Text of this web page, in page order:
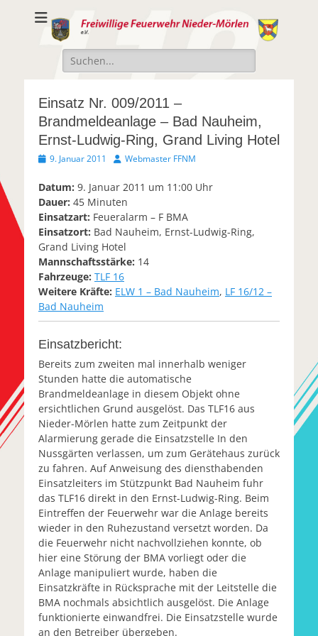
Freiwillige
Feuerwehr Nieder-
Mörlen e.V.
Freiwillige Feuerwehr Nieder-Mörlen e.v.
Suche
nach:
Einsatz Nr. 009/2011 –
Brandmeldeanlage – Bad Nauheim,
Ernst-Ludwig-Ring, Grand Living Hotel
Veröffentlicht
9. Januar 2011 AutorWebmaster FFNM
Datum: 9. Januar 2011 um 11:00 Uhr
Dauer: 45 Minuten
Einsatzart: Feueralarm – F BMA
Einsatzort: Bad Nauheim, Ernst-Ludwig-Ring,
Grand Living Hotel
Mannschaftsstärke: 14
Fahrzeuge: TLF 16
Weitere Kräfte: ELW 1 – Bad Nauheim, LF 16/12 –
Bad Nauheim
Einsatzbericht:
Bereits zum zweiten mal innerhalb weniger
Stunden hatte die automatische
Brandmeldeanlage in diesem Objekt ohne
ersichtlichen Grund ausgelöst. Das TLF16 aus
Nieder-Mörlen hatte zum Zeitpunkt der
Alarmierung gerade die Einsatzstelle In den
Nussgärten verlassen, um zum Gerätehaus zurück
zu fahren. Auf Anweisung des diensthabenden
Einsatzleiters im Stützpunkt Bad Nauheim fuhr
das TLF16 direkt in den Ernst-Ludwig-Ring. Beim
Eintreffen der Feuerwehr war die Anlage bereits
wieder in den Ruhezustand versetzt worden. Da
die Feuerwehr nicht nachvollziehen konnte, ob
hier eine Störung der BMA vorliegt oder die
Anlage manipuliert wurde, haben die
Einsatzkräfte in Rücksprache mit der Leitstelle die
BMA nochmals absichtlich ausgelöst. Die Anlage
funktionierte einwandfrei. Die Einsatzstelle wurde
an den Betreiber übergeben.